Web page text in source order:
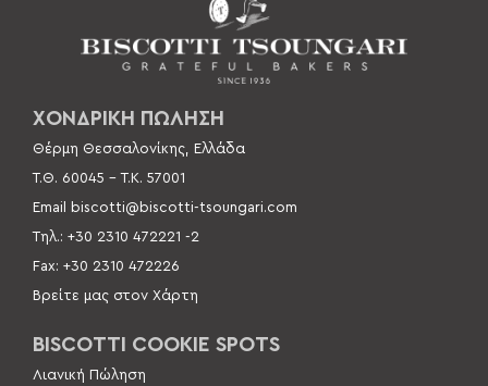
ΧΟΝΔΡΙΚΗ ΠΩΛΗΣΗ
Θέρμη Θεσσαλονίκης, Ελλάδα
Τ.Θ. 60045 –Τ.Κ. 57001
Email
biscotti@biscotti-tsoungari.com
Τηλ.: +30 2310 472221 -2
Fax: +30 2310 472226
Βρείτε μας στον Χάρτη
BISCOTTI COOKIE SPOTS
Λιανική Πώληση